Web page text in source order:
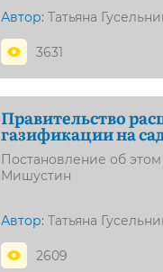
Автор: Татьяна
3631
Правительство
газификации на
Постановление об
Мишустин
Автор: Татьяна
2609